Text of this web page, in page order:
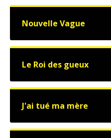
Nouvelle Vague
Le Roi des gueux
J'ai tué ma mère